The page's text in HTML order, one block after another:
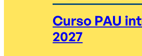
Curso PAU
2027